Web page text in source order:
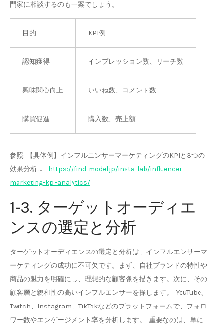
門家に相談するのも一案でしょう。
目的 KPI例
認知獲得 インプレッション数、リーチ数
興味関心向上 いいね数、コメント数
購買促進 購入数、売上額
参照: 【具体例】インフルエンサーマーケティングのKPIと3つの
効果分析 … – https://find-model.jp/insta-lab/influencer-
marketing-kpi-analytics/
1-3. ターゲットオーディエ
ンスの選定と分析
ターゲットオーディエンスの選定と分析は、インフルエンサーマ
ーケティングの成功に不可欠です。まず、自社ブランドの特性や
商品の魅力を明確にし、理想的な顧客像を描きます。次に、その
顧客層と親和性の高いインフルエンサーを探します。 YouTube、
Twitch、Instagram、TikTokなどのプラットフォームで、フォロ
ワー数やエンゲージメント率を分析します。 重要なのは、単に